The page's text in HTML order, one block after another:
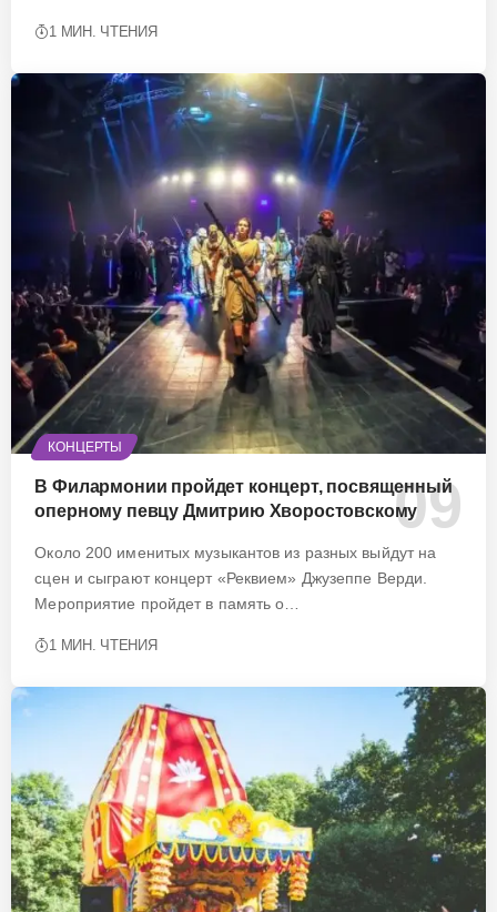
1 МИН. ЧТЕНИЯ
КОНЦЕРТЫ
В Филармонии пройдет концерт, посвященный
оперному певцу Дмитрию Хворостовскому
Около 200 именитых музыкантов из разных выйдут на
сцен и сыграют концерт «Реквием» Джузеппе Верди.
Мероприятие пройдет в память о…
1 МИН. ЧТЕНИЯ